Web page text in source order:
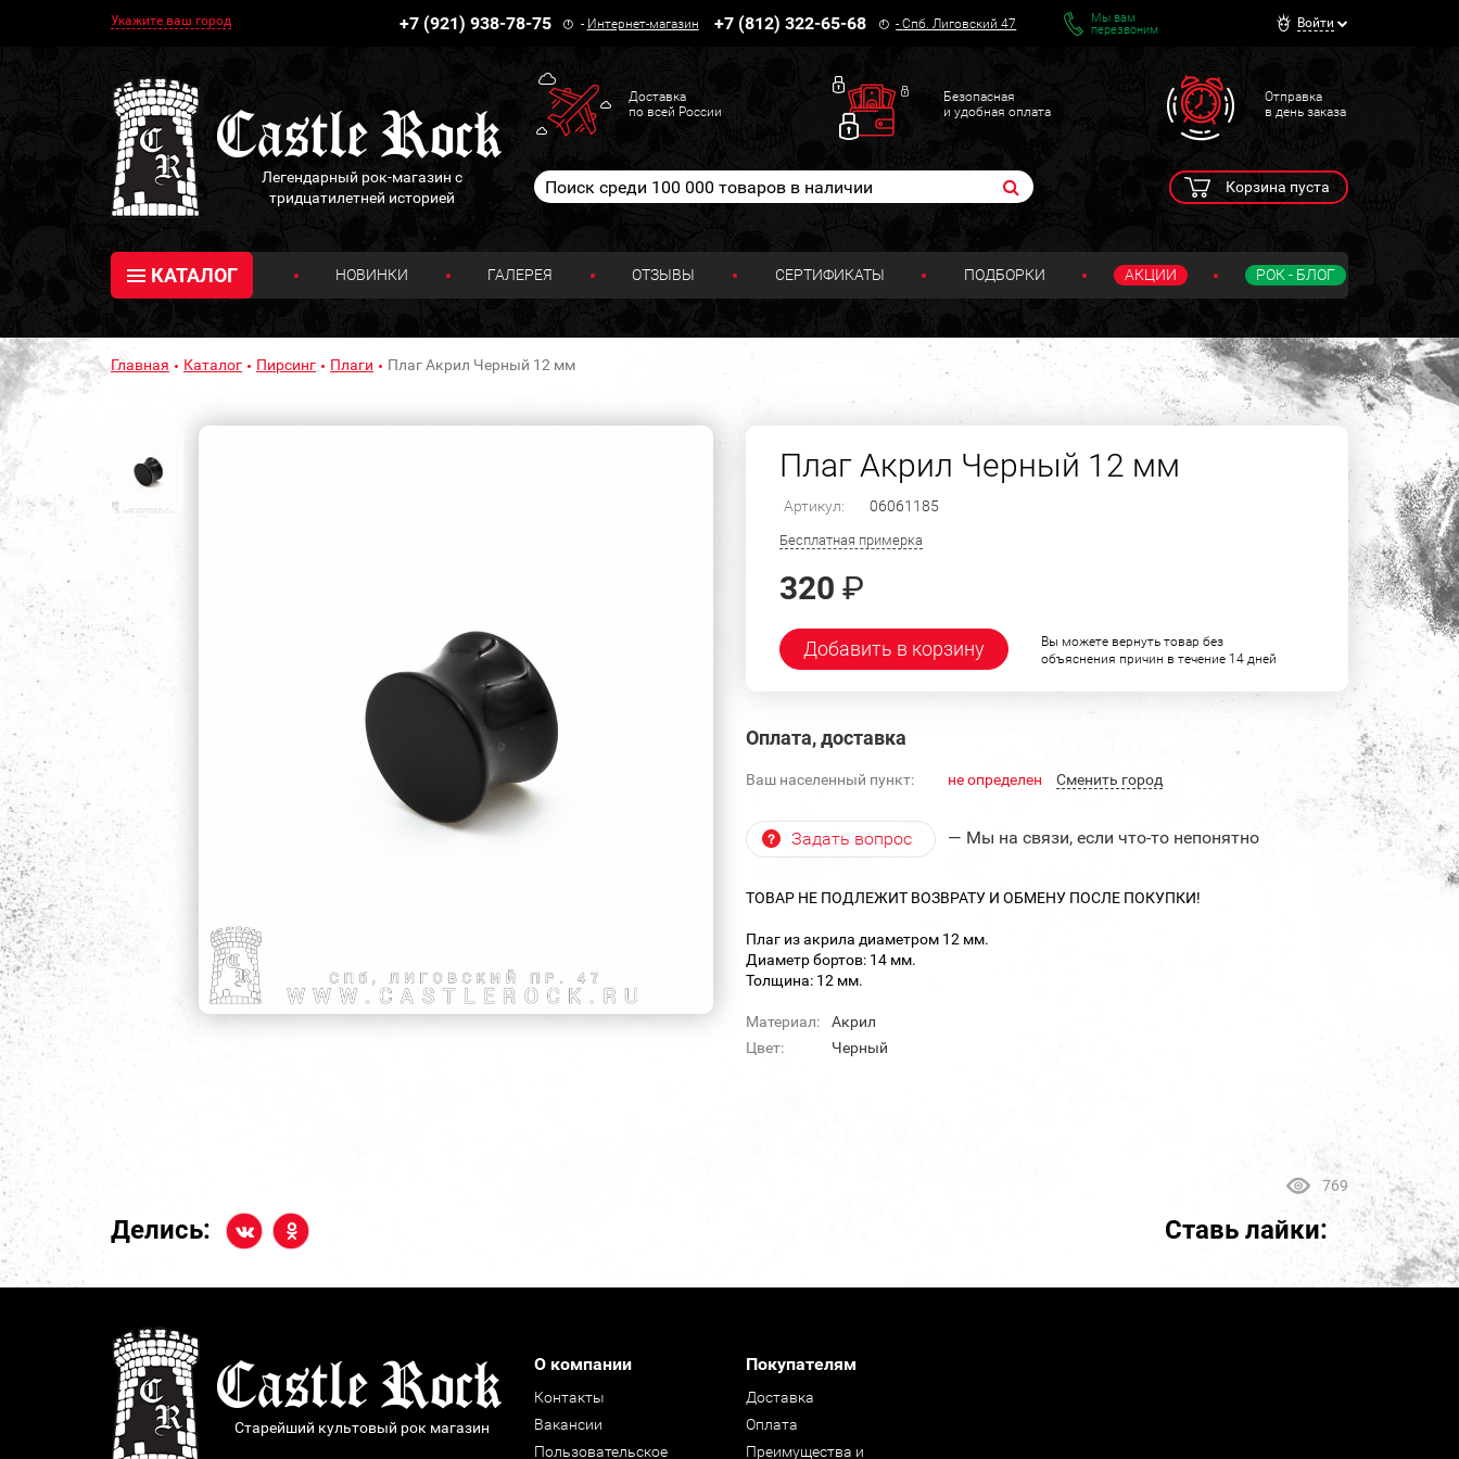
Укажите ваш город +7 (921) 938-78-75 - Интернет-магазин +7 (812) 322-65-68 -Спб. Лиговский 47
Мы вам
перезвоним
Войти
Легендарный рок-магазин с
тридцатилетней историей
Доставка
по всей России
Безопасная
и удобная оплата
Отправка
в день заказа
Корзина пуста
КАТАЛОГ НОВИНКИ ГАЛЕРЕЯ ОТЗЫВЫ СЕРТИФИКАТЫ ПОДБОРКИ АКЦИИ РОК - БЛОГ
Главная Каталог Пирсинг Плаги Плаг Акрил Черный 12 мм
Плаг Акрил Черный 12 мм
Артикул: 06061185
Бесплатная примерка
320 ₽
Добавить в корзину
Вы можете вернуть товар без
объяснения причин в течение 14 дней
Оплата, доставка
Ваш населенный пункт: не определен Cменить город
Задать вопрос — Мы на связи, если что-то непонятно
ТОВАР НЕ ПОДЛЕЖИТ ВОЗВРАТУ И ОБМЕНУ ПОСЛЕ ПОКУПКИ!
Плаг из акрила диаметром 12 мм.
Диаметр бортов: 14 мм.
Толщина: 12 мм.
Материал:
Акрил
Цвет:
Черный
769
Делись: Ставь лайки:
Старейший культовый рок магазин
О компании
Контакты
Вакансии
Пользовательское
Покупателям
Доставка
Оплата
Преимущества и